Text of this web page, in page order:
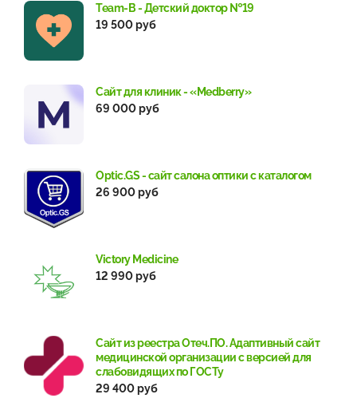
Team-B - Детский доктор №19
19 500 руб
Сайт для клиник - «Medberry»
69 000 руб
Optic.GS - сайт салона оптики с каталогом
26 900 руб
Victory Medicine
12 990 руб
Сайт из реестра Отеч.ПО. Адаптивный сайт
медицинской организации с версией для
слабовидящих по ГОСТу
29 400 руб